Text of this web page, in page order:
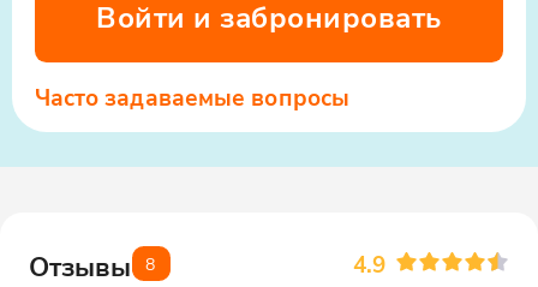
Войти и забронировать
Часто задаваемые вопросы
Отзывы 8 4.9